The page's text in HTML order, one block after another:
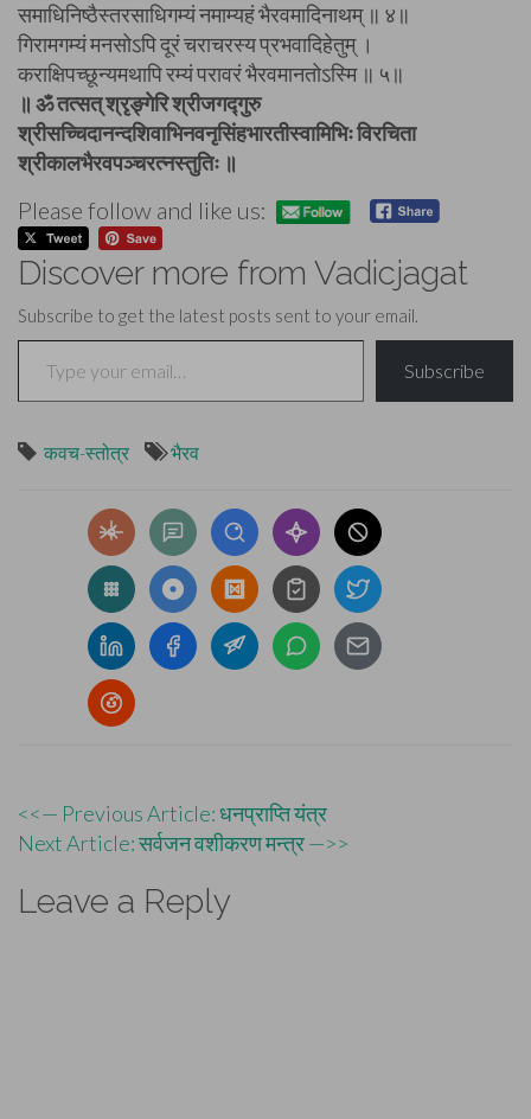
समाधिनिष्ठैस्तरसाधिगम्यं नमाम्यहं भैरवमादिनाथम् ॥ ४॥
गिरामगम्यं मनसोऽपि दूरं चराचरस्य प्रभवादिहेतुम् ।
कराक्षिपच्छून्यमथापि रम्यं परावरं भैरवमानतोऽस्मि ॥ ५॥
॥ ॐ तत्सत् श्रृङ्गेरि श्रीजगद्गुरु
श्रीसच्चिदानन्दशिवाभिनवनृसिंहभारतीस्वामिभिः विरचिता
श्रीकालभैरवपञ्चरत्नस्तुतिः ॥
Please follow and like us:
Discover more from Vadicjagat
Subscribe to get the latest posts sent to your email.
Type your email…
Subscribe
कवच-स्तोत्र भैरव
Post
navigation
<<— Previous Article: धनप्राप्ति यंत्र
Next Article: सर्वजन वशीकरण मन्त्र —>>
Leave a Reply